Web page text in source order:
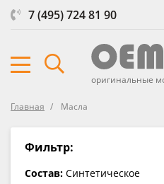
7 (495) 724 81 90
оригинальные
Главная Масла
Фильтр:
Состав: Синтетическое